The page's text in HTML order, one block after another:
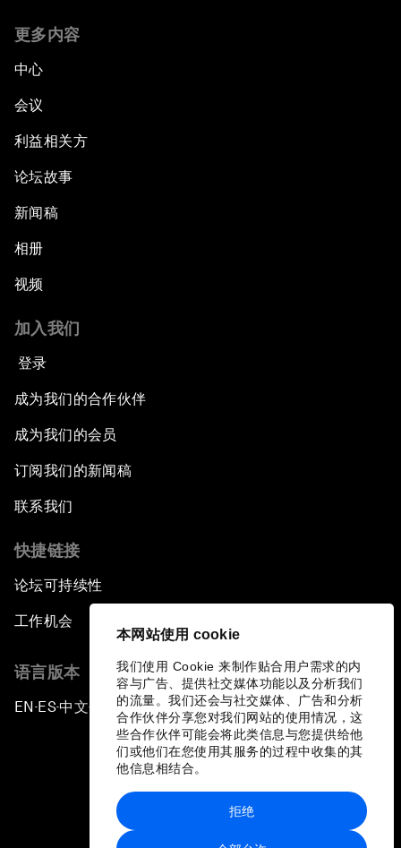
本网站使用 cookie
我们使用 Cookie 来制作贴合用户需求的内
容与广告、提供社交媒体功能以及分析我们
的流量。我们还会与社交媒体、广告和分析
合作伙伴分享您对我们网站的使用情况，这
些合作伙伴可能会将此类信息与您提供给他
们或他们在您使用其服务的过程中收集的其
他信息相结合。
拒绝
更多内容
中心
会议
利益相关方
论坛故事
新闻稿
相册
视频
加入我们
登录
成为我们的合作伙伴
成为我们的会员
订阅我们的新闻稿
联系我们
快捷链接
论坛可持续性
工作机会
语言版本
EN ▪ES▪中文▪ 日本語